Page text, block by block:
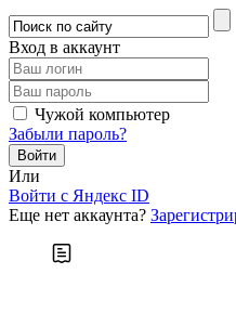
Вход в аккаунт
Чужой компьютер
Забыли пароль?
Или
Войти c Яндекс ID
Еще нет аккаунта?